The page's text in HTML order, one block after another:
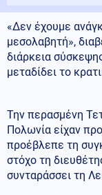
«Δεν έχουμε
μεσολαβητή»,
διάρκεια
μεταδίδει το
Την περασμένη
Πολωνία είχαν
προέβλεπε τη
στόχο τη
συνταράσσει τη